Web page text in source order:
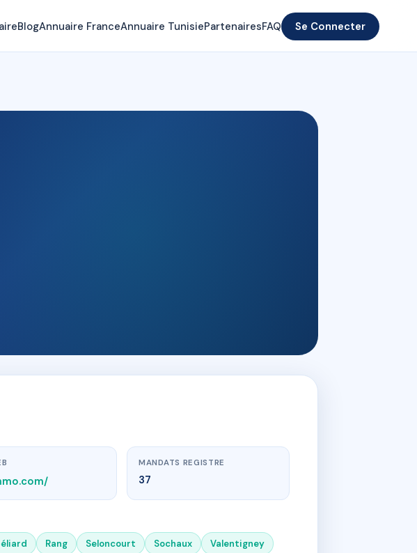
BlogAnnuaire FranceAnnuaire TunisiePartenairesFAQ Se Connecter
MANDATS REGISTRE
37
Rang Seloncourt Sochaux Valentigney